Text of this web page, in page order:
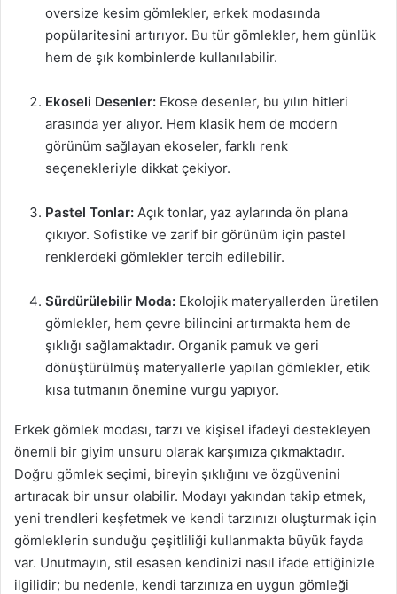
oversize kesim gömlekler, erkek modasında
popülaritesini artırıyor. Bu tür gömlekler, hem günlük
hem de şık kombinlerde kullanılabilir.
Ekoseli Desenler: Ekose desenler, bu yılın hitleri
arasında yer alıyor. Hem klasik hem de modern
görünüm sağlayan ekoseler, farklı renk
seçenekleriyle dikkat çekiyor.
Pastel Tonlar: Açık tonlar, yaz aylarında ön plana
çıkıyor. Sofistike ve zarif bir görünüm için pastel
renklerdeki gömlekler tercih edilebilir.
Sürdürülebilir Moda: Ekolojik materyallerden üretilen
gömlekler, hem çevre bilincini artırmakta hem de
şıklığı sağlamaktadır. Organik pamuk ve geri
dönüştürülmüş materyallerle yapılan gömlekler, etik
kısa tutmanın önemine vurgu yapıyor.
Erkek gömlek modası, tarzı ve kişisel ifadeyi destekleyen
önemli bir giyim unsuru olarak karşımıza çıkmaktadır.
Doğru gömlek seçimi, bireyin şıklığını ve özgüvenini
artıracak bir unsur olabilir. Modayı yakından takip etmek,
yeni trendleri keşfetmek ve kendi tarzınızı oluşturmak için
gömleklerin sunduğu çeşitliliği kullanmakta büyük fayda
var. Unutmayın, stil esasen kendinizi nasıl ifade ettiğinizle
ilgilidir; bu nedenle, kendi tarzınıza en uygun gömleği